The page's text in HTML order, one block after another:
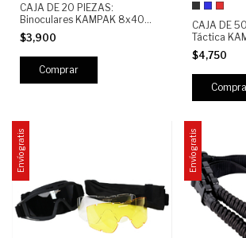
CAJA DE 20 PIEZAS:
Binoculares KAMPAK 8x40
semi-profesionales | Largos
Alcances | Visión Clara HD |
Camping, Caza, Observación y
Deportes
$3,900
CAJA DE
Táctica
Crossbody
Sling
600D o
$4,750
Envío gratis Envío gratis